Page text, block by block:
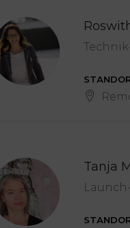
Tanja